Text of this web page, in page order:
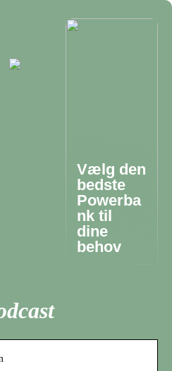
Vælg den
bedste
Powerba
nk til
dine
behov